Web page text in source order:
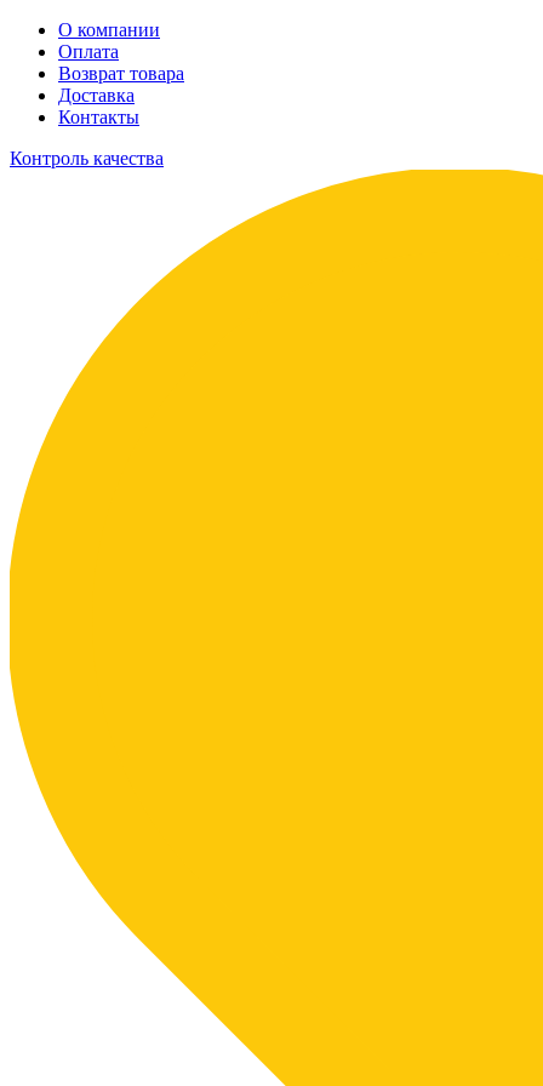
О компании
Оплата
Возврат товара
Доставка
Контакты
Контроль качества